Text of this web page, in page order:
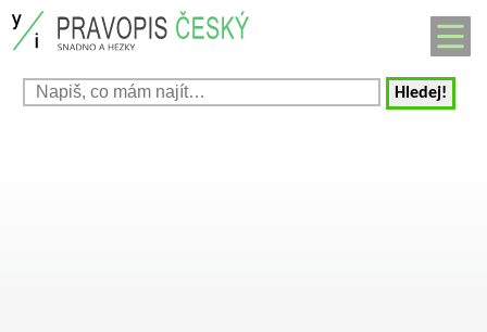
Hledej!